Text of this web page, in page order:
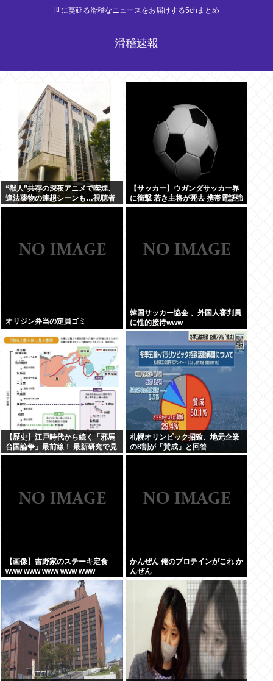
世に蔓延る滑稽なニュースをお届けする5chまとめ
滑稽速報
“獣人”共存の深夜アニメで喫煙、
違法薬物の連想シーンも…視聴者
批判でBPO議論
【サッカー】ウガンダサッカー界
に衝撃 若き主将が死去 携帯電話強
盗に抵抗した末に石で滅多打ち…
オリジン弁当の定員ゴミ
韓国サッカー協会 、外国人審判員
に性的接待www
【歴史】江戸時代から続く「邪馬
台国論争」最前線！ 最新研究で見
えてきた「卑弥呼の国」の有力説
札幌オリンピック招致、地元企業
の8割が「賛成」と回答
【画像】吉野家のステーキ定食
www www www www www
かんぜん 俺のプロテインがこれ か
んぜん